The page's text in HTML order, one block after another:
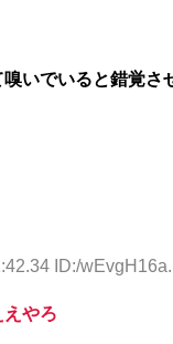
いでいると錯覚さ
ID:/
やろ